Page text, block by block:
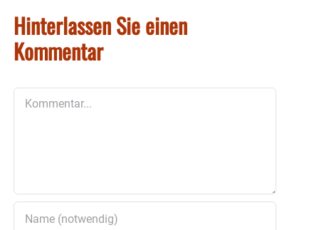
Hinterlassen Sie einen
Kommentar